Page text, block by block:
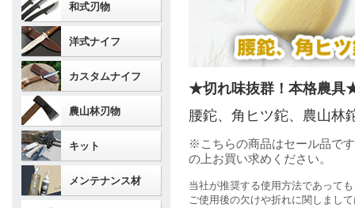
★切れ味抜群！本格農具
腰鉈、角ヒツ鉈、農山林
※こちらの商品はセール品で
の上お買い求めください。
当社が推奨する使用方法であって
ご使用後の欠けや折れに関しまし
和式刃物
洋式ナイフ
カスタムナイフ
農山林刃物
キット
メンテナンス材